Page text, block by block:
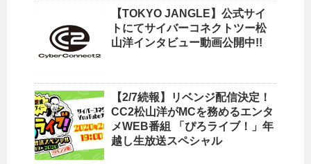
【TOKYO JANGLE】公式サイ
トにてサイバーコネクトツー松
山洋インタビュー動画公開中!!
【2/7続報】リベンジ配信決定！
CC2松山洋がMCを務めるエンタ
メWEB番組 「ぴろライブ！」年
越し生放送スペシャル